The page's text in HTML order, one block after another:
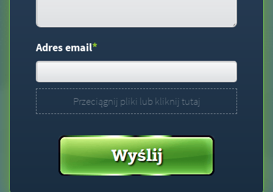
Adres email*
Przeciągnij pliki lub kliknij tutaj